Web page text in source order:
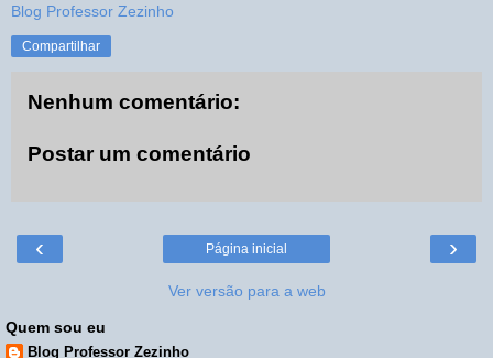
Blog Professor Zezinho
Compartilhar
Nenhum comentário:
Postar um comentário
‹ ›
Página inicial
Ver versão para a web
Quem sou eu
Blog Professor Zezinho